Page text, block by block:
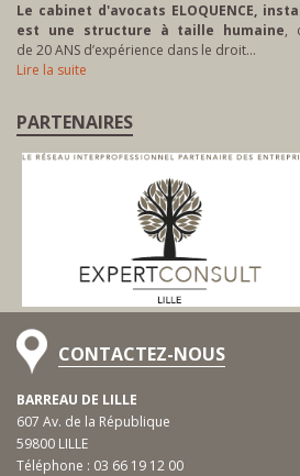
Le cabinet d'avocats ELOQUENCE,
est une structure à taille humaine,
de 20 ANS d’expérience dans le droit…
Lire la suite
PARTENAIRES
CONTACTEZ-NOUS
BARREAU DE LILLE
607 Av. de la République
59800 LILLE
Téléphone : 03 66 19 12 00